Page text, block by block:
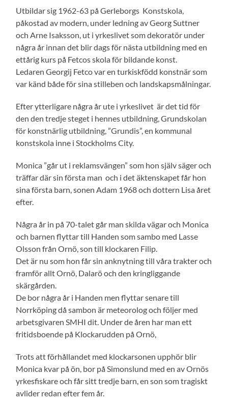
Utbildar sig 1962-63 på Gerleborgs Konstskola,
påkostad av modern, under ledning av Georg Suttner
och Arne Isaksson, ut i yrkeslivet som dekoratör under
några år innan det blir dags för nästa utbildning med en
ettårig kurs på Fetcos skola för bildande konst.
Ledaren Georgij Fetco var en turkiskfödd konstnär som
var känd både för sina stilleben och landskapsmålningar.
Efter ytterligare några år ute i yrkeslivet är det tid för
den den tredje steget i hennes utbildning, Grundskolan
för konstnärlig utbildning, ”Grundis”, en kommunal
konstskola inne i Stockholms City.
Monica ”går ut i reklamsvängen” som hon själv säger och
träffar där sin första man och i det äktenskapet får hon
sina första barn, sonen Adam 1968 och dottern Lisa året
efter.
Några år in på 70-talet går man skilda vägar och Monica
och barnen flyttar till Handen som sambo med Lasse
Olsson från Ornö, son till klockaren Filip.
Det är nu som hon får sin anknytning till våra trakter och
framför allt Ornö, Dalarö och den kringliggande
skärgården.
De bor några år i Handen men flyttar senare till
Norrköping då sambon är meteorolog och följer med
arbetsgivaren SMHI dit. Under de åren har man ett
fritidsboende på Klockarudden på Ornö,
Trots att förhållandet med klockarsonen upphör blir
Monica kvar på ön, bor på Simonslund med en av Ornös
yrkesfiskare och får sitt tredje barn, en son som tragiskt
avlider redan efter fem år.